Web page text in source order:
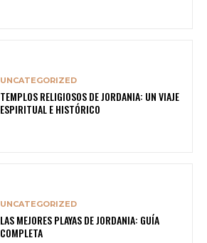
UNCATEGORIZED
TEMPLOS RELIGIOSOS DE JORDANIA: UN VIAJE
ESPIRITUAL E HISTÓRICO
UNCATEGORIZED
LAS MEJORES PLAYAS DE JORDANIA: GUÍA
COMPLETA